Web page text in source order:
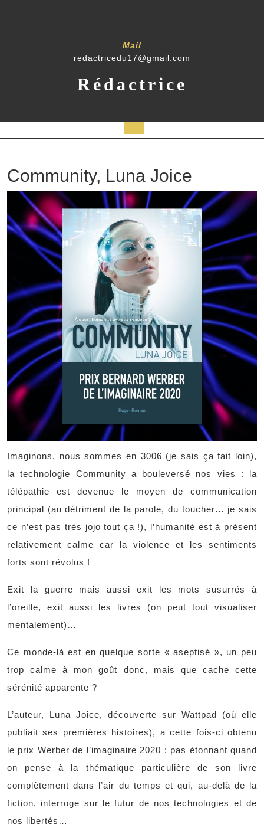
Mail
redactricedu17@gmail.com
Rédactrice
Button
Community, Luna Joice
Imaginons, nous sommes en 3006 (je sais ça fait loin),
la technologie Community a bouleversé nos vies : la
télépathie est devenue le moyen de communication
principal (au détriment de la parole, du toucher… je sais
ce n’est pas très jojo tout ça !), l’humanité est à présent
relativement calme car la violence et les sentiments
forts sont révolus !
Exit la guerre mais aussi exit les mots susurrés à
l’oreille, exit aussi les livres (on peut tout visualiser
mentalement)…
Ce monde-là est en quelque sorte « aseptisé », un peu
trop calme à mon goût donc, mais que cache cette
sérénité apparente ?
L’auteur, Luna Joice, découverte sur Wattpad (où elle
publiait ses premières histoires), a cette fois-ci obtenu
le prix Werber de l’imaginaire 2020 : pas étonnant quand
on pense à la thématique particulière de son livre
complètement dans l’air du temps et qui, au-delà de la
fiction, interroge sur le futur de nos technologies et de
nos libertés…